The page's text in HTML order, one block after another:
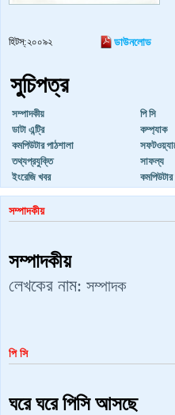
হিটস্:২০০৯২ ডাউনলোড
সুচিপত্র
সম্পাদকীয় পি সি
ডাটা এন্ট্রি
কম্প্যাক
কমপিউটার পাঠশালা
তথ্যপ্রযুক্তি
সাফল্য
ইংরেজি খবর
সম্পাদকীয়
সম্পাদকীয়
লেখকের নাম: সম্পাদক
পি সি
ঘরে ঘরে পিসি আসছে